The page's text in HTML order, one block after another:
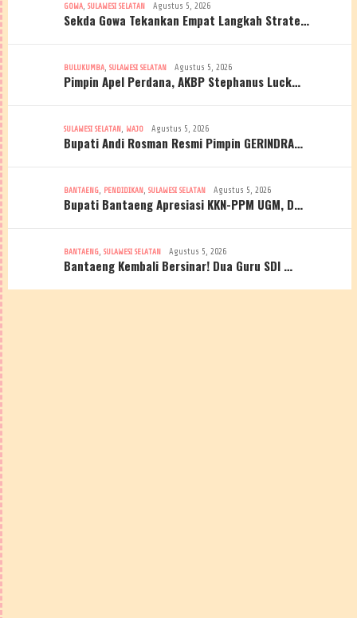
GOWA, SULAWESI SELATAN Agustus 5, 2026
Sekda Gowa Tekankan Empat Langkah Strate…
BULUKUMBA, SULAWESI SELATAN Agustus 5, 2026
Pimpin Apel Perdana, AKBP Stephanus Luck…
SULAWESI SELATAN, WAJO Agustus 5, 2026
Bupati Andi Rosman Resmi Pimpin GERINDRA…
BANTAENG, PENDIDIKAN, SULAWESI SELATAN Agustus 5, 2026
Bupati Bantaeng Apresiasi KKN-PPM UGM, D…
BANTAENG, SULAWESI SELATAN Agustus 5, 2026
Bantaeng Kembali Bersinar! Dua Guru SDI …